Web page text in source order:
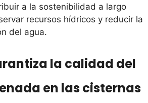
a la sostenibilidad a largo
recursos hídricos y reducir la
del agua.
la calidad del
en las cisternas